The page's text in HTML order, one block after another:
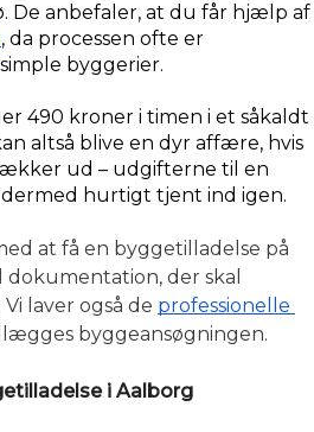
De anbefaler, at du får hjælp af
, da processen ofte er
byggerier.
altså blive en dyr affære, hvis
ud – udgifterne til en
hurtigt tjent ind igen.
at få en byggetilladelse på
dokumentation, der skal
laver også de professionelle
byggeansøgningen.
i Aalborg